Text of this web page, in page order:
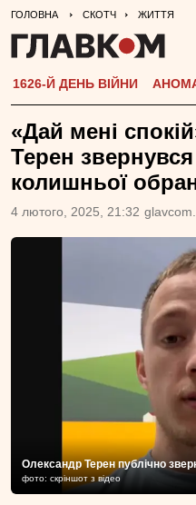
ГОЛОВНА СКОТЧ ЖИТТЯ
1626-Й ДЕНЬ ВІЙНИ
«Дай мені
Терен
колишньої
4 лютого, 2025, 21:32
Олександр Терен публічно
фото: скріншот з відео